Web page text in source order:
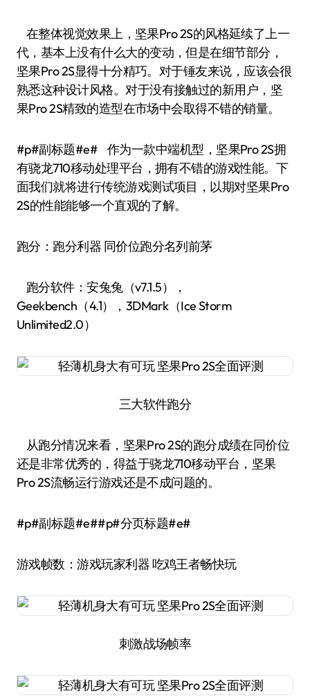
在整体视觉效果上，坚果Pro 2S的风格延续了上一
代，基本上没有什么大的变动，但是在细节部分，
坚果Pro 2S显得十分精巧。对于锤友来说，应该会很
熟悉这种设计风格。对于没有接触过的新用户，坚
果Pro 2S精致的造型在市场中会取得不错的销量。
#p#副标题#e# 作为一款中端机型，坚果Pro 2S拥
有骁龙710移动处理平台，拥有不错的游戏性能。下
面我们就将进行传统游戏测试项目，以期对坚果Pro
2S的性能能够一个直观的了解。
跑分：跑分利器 同价位跑分名列前茅
跑分软件：安兔兔（v7.1.5），
Geekbench（4.1），3DMark（Ice Storm
Unlimited2.0）
三大软件跑分
从跑分情况来看，坚果Pro 2S的跑分成绩在同价位
还是非常优秀的，得益于骁龙710移动平台，坚果
Pro 2S流畅运行游戏还是不成问题的。
#p#副标题#e##p#分页标题#e#
游戏帧数：游戏玩家利器 吃鸡王者畅快玩
刺激战场帧率